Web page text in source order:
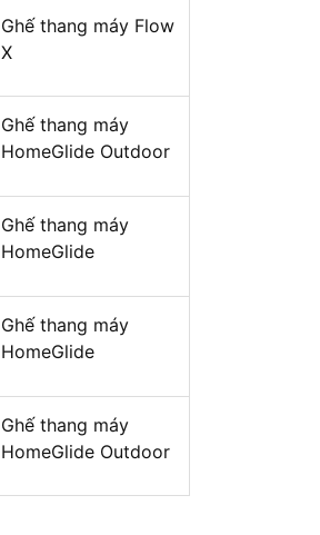
Ghế thang máy Flow
X
Ghế thang máy
HomeGlide Outdoor
Ghế thang máy
HomeGlide
Ghế thang máy
HomeGlide
Ghế thang máy
HomeGlide Outdoor